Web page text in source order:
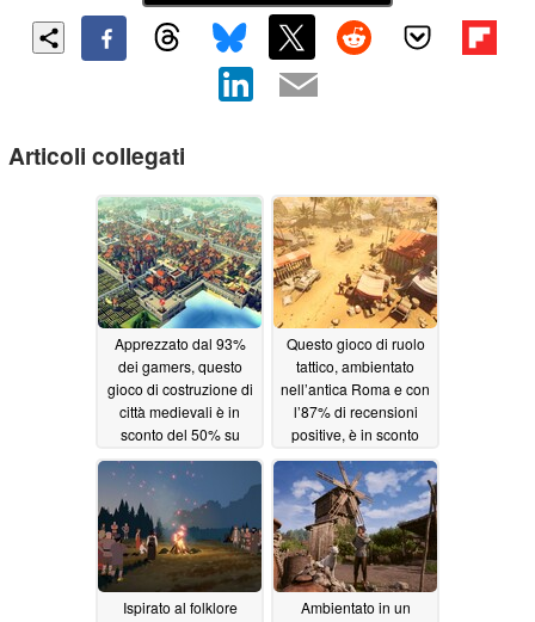
Articoli collegati
Apprezzato dal 93%
dei gamers, questo
gioco di costruzione di
città medievali è in
sconto del 50% su
Steam06/22/2026
Questo gioco di ruolo
tattico, ambientato
nell’antica Roma e con
l’87% di recensioni
positive, è in sconto
dell’80% su Steam
06/20/2026
Ispirato al folklore
Ambientato in un